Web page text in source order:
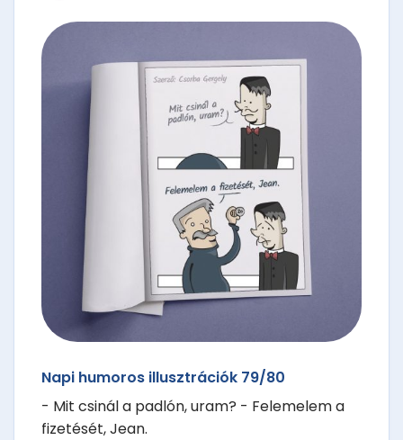
Napi humoros illusztrációk 79/80
- Mit csinál a padlón, uram? - Felemelem a
fizetését, Jean.